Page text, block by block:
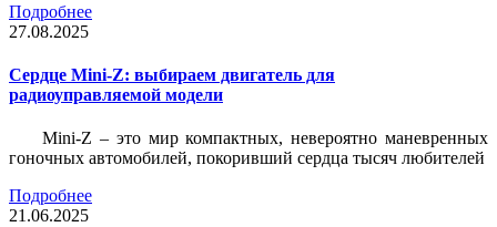
Подробнее
27.08.2025
Сердце Mini-Z: выбираем двигатель для
радиоуправляемой модели
Mini-Z – это мир компактных, невероятно маневренных
гоночных автомобилей, покоривший сердца тысяч любителей
Подробнее
21.06.2025